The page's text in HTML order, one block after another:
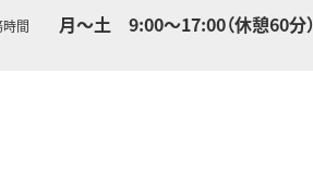
間 月～土 9:00～17:00（休憩60分）